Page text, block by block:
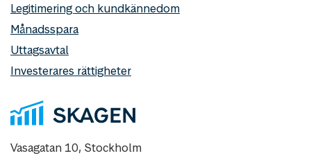
Legitimering och kundkännedom
Månadsspara
Uttagsavtal
Investerares rättigheter
Vasagatan 10, Stockholm